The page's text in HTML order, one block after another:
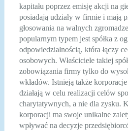
kapitału poprzez emisję akcji na
posiadają udziały w firmie i mają
głosowania na walnych
popularnym typem jest spółka z
odpowiedzialnością, która łączy
osobowych. Właściciele takiej
zobowiązania firmy tylko do
wkładów. Istnieją także
działają w celu realizacji celów
charytatywnych, a nie dla zysku.
korporacji ma swoje unikalne
wpływać na decyzje